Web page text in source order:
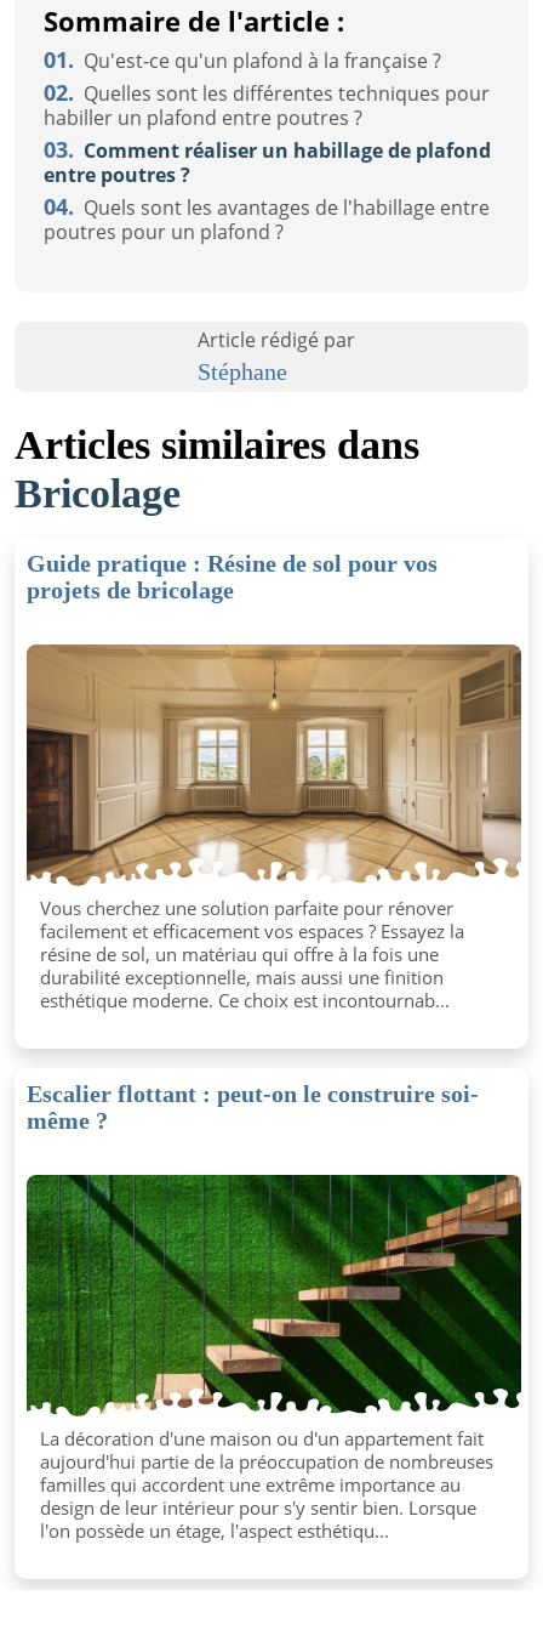
Sommaire de l'article :
01. Qu'est-ce qu'un plafond à la française ?
02. Quelles sont les différentes techniques pour
habiller un plafond entre poutres ?
03. Comment réaliser un habillage de plafond
entre poutres ?
04. Quels sont les avantages de l'habillage entre
poutres pour un plafond ?
Article rédigé par
Stéphane
Articles similaires dans
Bricolage
Guide pratique : Résine de sol pour vos
projets de bricolage
Vous cherchez une solution parfaite pour rénover
facilement et efficacement vos espaces ? Essayez la
résine de sol, un matériau qui offre à la fois une
durabilité exceptionnelle, mais aussi une finition
esthétique moderne. Ce choix est incontournab...
Escalier flottant : peut-on le construire soi-
même ?
La décoration d'une maison ou d'un appartement fait
aujourd'hui partie de la préoccupation de nombreuses
familles qui accordent une extrême importance au
design de leur intérieur pour s'y sentir bien. Lorsque
l'on possède un étage, l'aspect esthétiqu...